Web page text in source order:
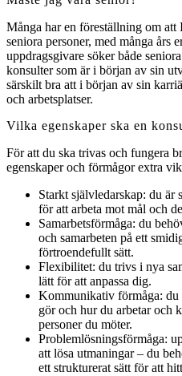
Många har en föreställning om att
seniora personer, med många års
uppdragsgivare söker både
konsulter som är i början av sin
särskilt bra att i början av sin
och arbetsplatser.
Vilka egenskaper ska en
För att du ska trivas och fungera
egenskaper och förmågor extra
Starkt självledarskap: du är
för att arbeta mot mål och
Samarbetsförmåga: du
och samarbeten på ett
förtroendefullt sätt.
Flexibilitet: du trivs i nya
lätt för att anpassa dig.
Kommunikativ förmåga:
gör och hur du arbetar och
personer du möter.
Problemlösningsförmåga:
att lösa utmaningar – du
ett strukturerat sätt för att